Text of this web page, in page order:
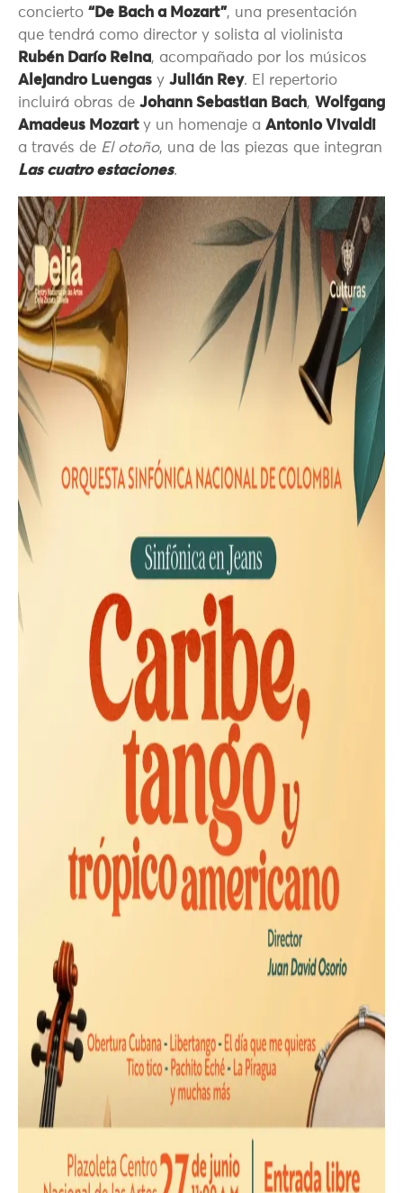
concierto “De Bach a Mozart”, una presentación
que tendrá como director y solista al violinista
Rubén Darío Reina, acompañado por los músicos
Alejandro Luengas y Julián Rey. El repertorio
incluirá obras de Johann Sebastian Bach, Wolfgang
Amadeus Mozarty un homenaje a Antonio Vivaldi
a través de El otoño, una de las piezas que integran
Las cuatro estaciones.